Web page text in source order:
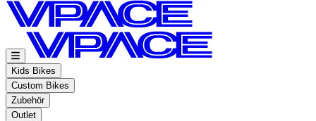
Kids Bikes
Custom Bikes
Zubehör
Outlet